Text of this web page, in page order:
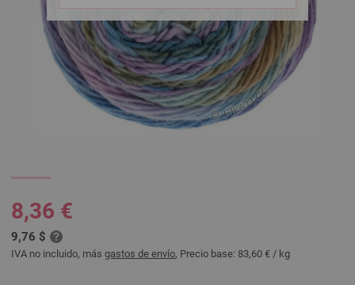
8,36 €
9,76 $
IVA no incluido, más gastos de envío, Precio base: 83,60 € / kg